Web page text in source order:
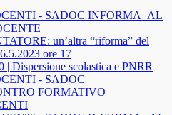
- SADOC INFORMA_AL
un’altra “riforma” del
ore 17
| Dispersione scolastica e PNRR
- SADOC
FORMATIVO